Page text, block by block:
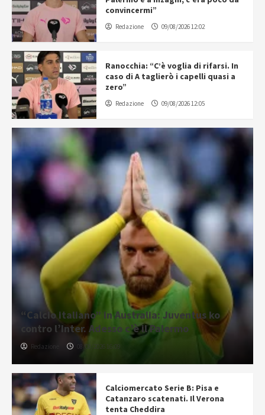
convincermi”
Redazione 09/08/2026 12:02
Ranocchia: “C’è voglia di rifarsi. In
caso di A taglierò i capelli quasi a
zero”
Redazione 09/08/2026 12:05
“Calcio italiano” in Australia: Juventus ko
contro l’Inter. Adesso c’è il Palermo
Redazione 08/08/2026 16:09
Calciomercato Serie B: Pisa e
Catanzaro scatenati. Il Verona
tenta Cheddira